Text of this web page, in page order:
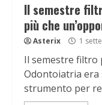
Il semestre
più che
Asterix 1
Il semestre filtro
Odontoiatria era
strumento per